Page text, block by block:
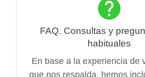
FAQ. Consultas y
habituales
En base a la experiencia de
que nos respalda, hemos